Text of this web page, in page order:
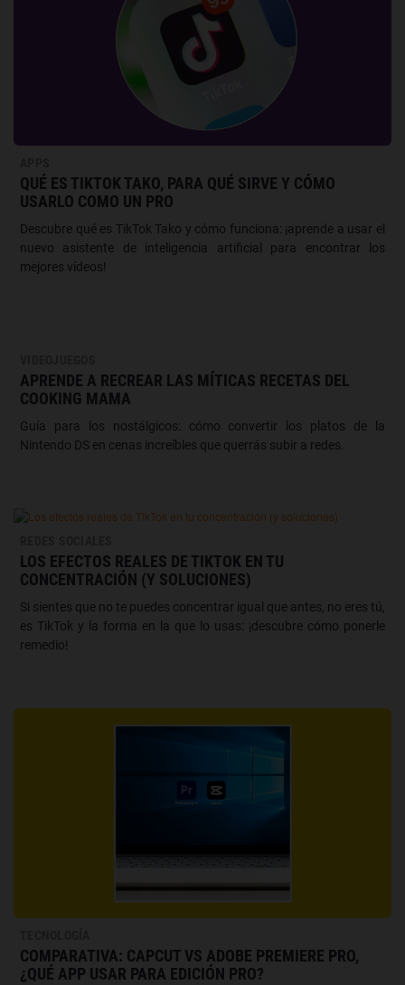
QUÉ ES TIKTOK TAKO, PARA QUÉ SIRVE Y CÓMO
USARLO COMO UN PRO
Descubre qué es TikTok Tako y cómo funciona: ¡aprende a usar el
nuevo asistente de inteligencia artificial para encontrar los
mejores vídeos!
APRENDE A RECREAR LAS MÍTICAS RECETAS DEL
COOKING MAMA
Guía para los nostálgicos: cómo convertir los platos de la
Nintendo DS en cenas increíbles que querrás subir a redes.
LOS EFECTOS REALES DE TIKTOK EN TU
CONCENTRACIÓN (Y SOLUCIONES)
Si sientes que no te puedes concentrar igual que antes, no eres tú,
es TikTok y la forma en la que lo usas: ¡descubre cómo ponerle
remedio!
COMPARATIVA: CAPCUT VS ADOBE PREMIERE PRO,
¿QUÉ APP USAR PARA EDICIÓN PRO?